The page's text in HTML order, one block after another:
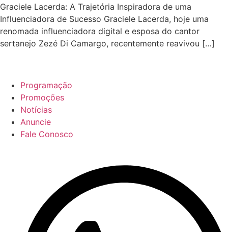
Graciele Lacerda: A Trajetória Inspiradora de uma
Influenciadora de Sucesso Graciele Lacerda, hoje uma
renomada influenciadora digital e esposa do cantor
sertanejo Zezé Di Camargo, recentemente reavivou […]
Programação
Promoções
Notícias
Anuncie
Fale Conosco